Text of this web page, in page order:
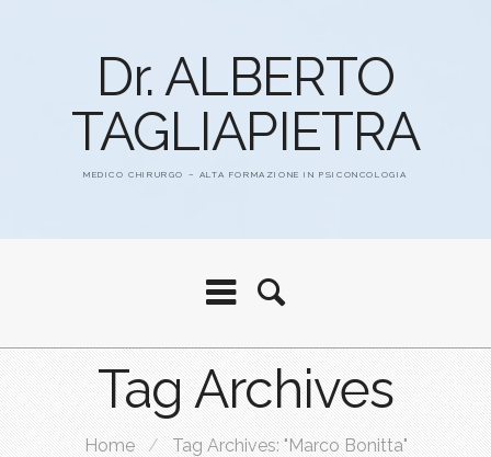
Dr. ALBERTO
TAGLIAPIETRA
MEDICO CHIRURGO – ALTA FORMAZIONE IN PSICONCOLOGIA
Tag Archives
Home / Tag Archives: "Marco Bonitta"